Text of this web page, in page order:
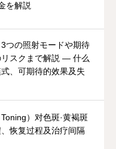
を解説
つの照射モードや期待
スクまで解説 — 什么
、可期待的效果及失
）对色斑·黄褐斑
恢复过程及治疗间隔